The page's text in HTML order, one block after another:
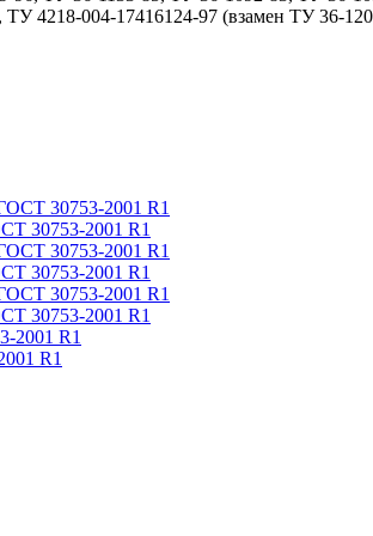
4218-004-17416124-97 (взамен ТУ 36-
30753-2001 R1
30753-2001 R1
30753-2001 R1
R1